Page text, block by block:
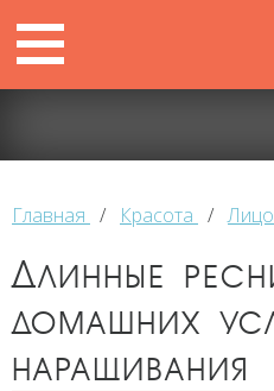
Главная / Красота /Лицо
Длинные
домашних
наращивания